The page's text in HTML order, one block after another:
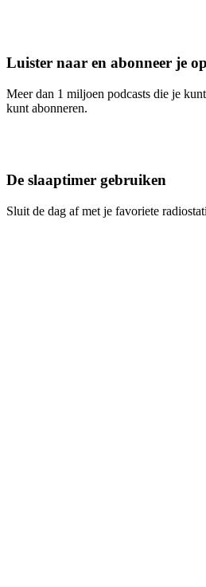
Luister naar en abonneer je
Meer dan 1 miljoen podcasts die je
kunt abonneren.
De slaaptimer gebruiken
Sluit de dag af met je favoriete